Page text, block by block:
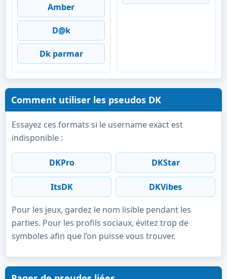
Amber
D@k
Dk parmar
Comment utiliser les pseudos DK
Essayez ces formats si le username exact est
indisponible :
DKPro DKStar
ItsDK DKVibes
Pour les jeux, gardez le nom lisible pendant les
parties. Pour les profils sociaux, évitez trop de
symboles afin que l’on puisse vous trouver.